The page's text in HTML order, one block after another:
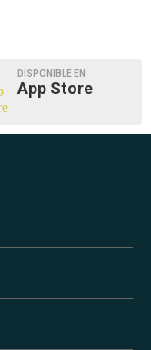
DISPONIBLE EN
App Store